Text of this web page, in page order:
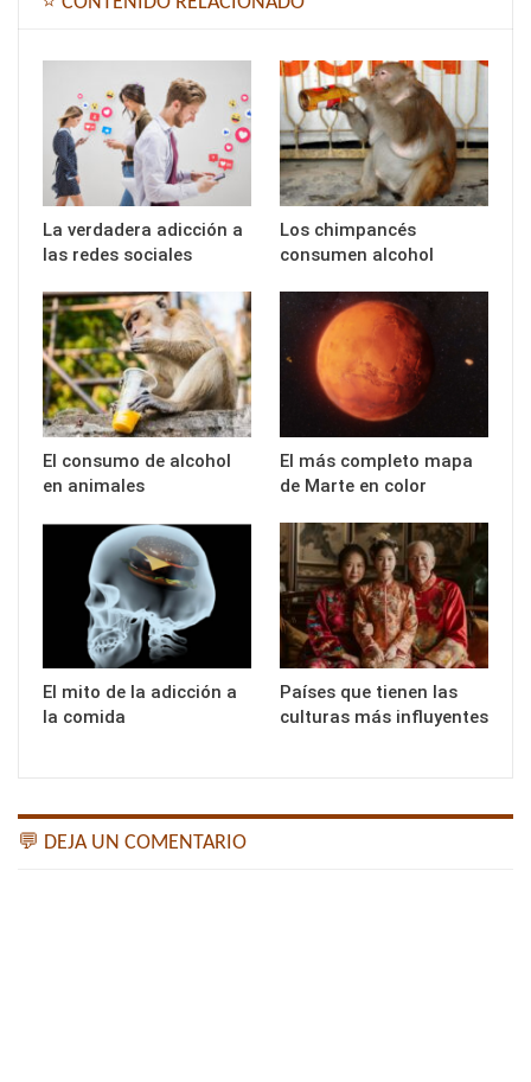
La verdadera adicción a
las redes sociales
Los chimpancés
consumen alcohol
El consumo de alcohol
en animales
El más completo mapa
de Marte en color
El mito de la adicción a
la comida
Países que tienen las
culturas más influyentes
💬 DEJA UN COMENTARIO